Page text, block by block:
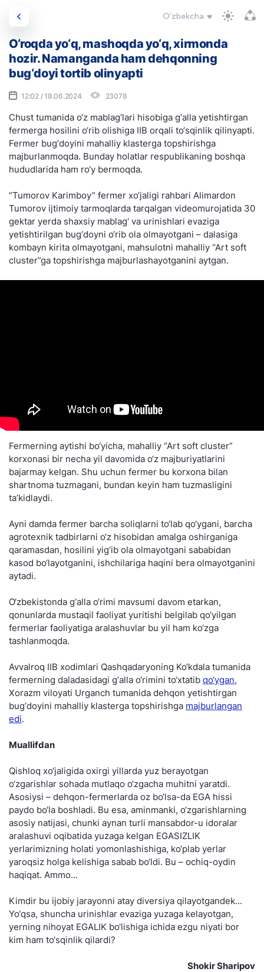
O'zbekcha
O‘roqda yo‘q, mashoqda yo‘q, xirmonda
hozir. Namanganda ham dehqonning
bug‘doyi tortib olinyapti
12:02 / 18.06.2024 23078
Chust tumanida o‘z mablag‘lari hisobiga g‘alla yetishtirgan
fermerga hosilini o‘rib olishiga IIB orqali to‘sqinlik qilinyapti.
Fermer bug‘doyini mahalliy klasterga topshirishga
majburlanmoqda. Bunday holatlar respublikaning boshqa
hududlarida ham ro‘y bermoqda.
“Tumorov Karimboy” fermer xo‘jaligi rahbari Alimardon
Tumorov ijtimoiy tarmoqlarda tarqalgan videomurojatida 30
gektar yerda shaxsiy mablag‘ va urinishlari evaziga
yetishtirilgan bug‘doyni o‘rib ola olmayotgani – dalasiga
kombayn kirita olmayotgani, mahsulotni mahalliy “Art soft
cluster”ga topshirishga majburlashayotganini aytgan.
Fermerning aytishi bo‘yicha, mahalliy “Art soft cluster”
korxonasi bir necha yil davomida o‘z majburiyatlarini
bajarmay kelgan. Shu uchun fermer bu korxona bilan
shartnoma tuzmagani, bundan keyin ham tuzmasligini
ta’kidlaydi.
Ayni damda fermer barcha soliqlarni to‘lab qo‘ygani, barcha
agrotexnik tadbirlarni o‘z hisobidan amalga oshirganiga
qaramasdan, hosilini yig‘ib ola olmayotgani sababidan
kasod bo‘layotganini, ishchilariga haqini bera olmayotganini
aytadi.
O‘zbekistonda g‘alla o‘rimi mavsumi davom etarkan,
qonunlarda mustaqil faoliyat yuritishi belgilab qo‘yilgan
fermerlar faoliyatiga aralashuvlar bu yil ham ko‘zga
tashlanmoqda.
Avvalroq IIB xodimlari Qashqadaryoning Ko‘kdala tumanida
fermerning daladasidagi g‘alla o‘rimini to‘xtatib qo‘ygan,
Xorazm viloyati Urganch tumanida dehqon yetishtirgan
bug‘doyini mahalliy klasterga topshirishga majburlangan
edi.
Muallifdan
Qishloq xo‘jaligida oxirgi yillarda yuz berayotgan
o‘zgarishlar sohada mutlaqo o‘zgacha muhitni yaratdi.
Asosiysi – dehqon-fermerlarda oz bo‘lsa-da EGA hissi
paydo bo‘la boshladi. Bu esa, aminmanki, o‘zgarishlarning
asosiy natijasi, chunki aynan turli mansabdor-u idoralar
aralashuvi oqibatida yuzaga kelgan EGASIZLIK
yerlarimizning holati yomonlashishiga, ko‘plab yerlar
yaroqsiz holga kelishiga sabab bo‘ldi. Bu – ochiq-oydin
haqiqat. Ammo...
Kimdir bu ijobiy jarayonni atay diversiya qilayotgandek...
Yo‘qsa, shuncha urinishlar evaziga yuzaga kelayotgan,
yerning nihoyat EGALIK bo‘lishiga ichida ezgu niyati bor
kim ham to‘sqinlik qilardi?
Shokir Sharipov